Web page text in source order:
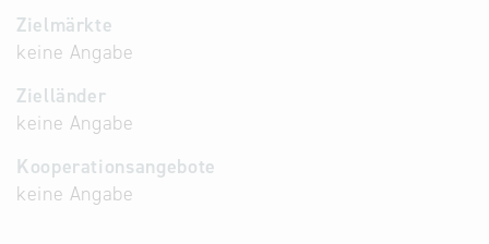
Zielmärkte
keine Angabe
Zielländer
keine Angabe
Kooperationsangebote
keine Angabe